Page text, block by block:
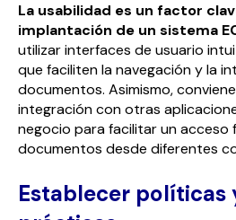
La usabilidad es un factor
implantación de un sistema
utilizar interfaces de usuario
que faciliten la navegación y la
documentos. Asimismo,
integración con otras
negocio para facilitar un acceso
documentos desde diferentes
Establecer políticas